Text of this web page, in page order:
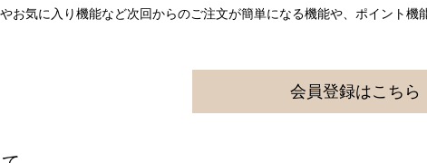
お気に入り機能など次回からのご注文が簡単になる機能や、ポイント機
会員登録はこちら